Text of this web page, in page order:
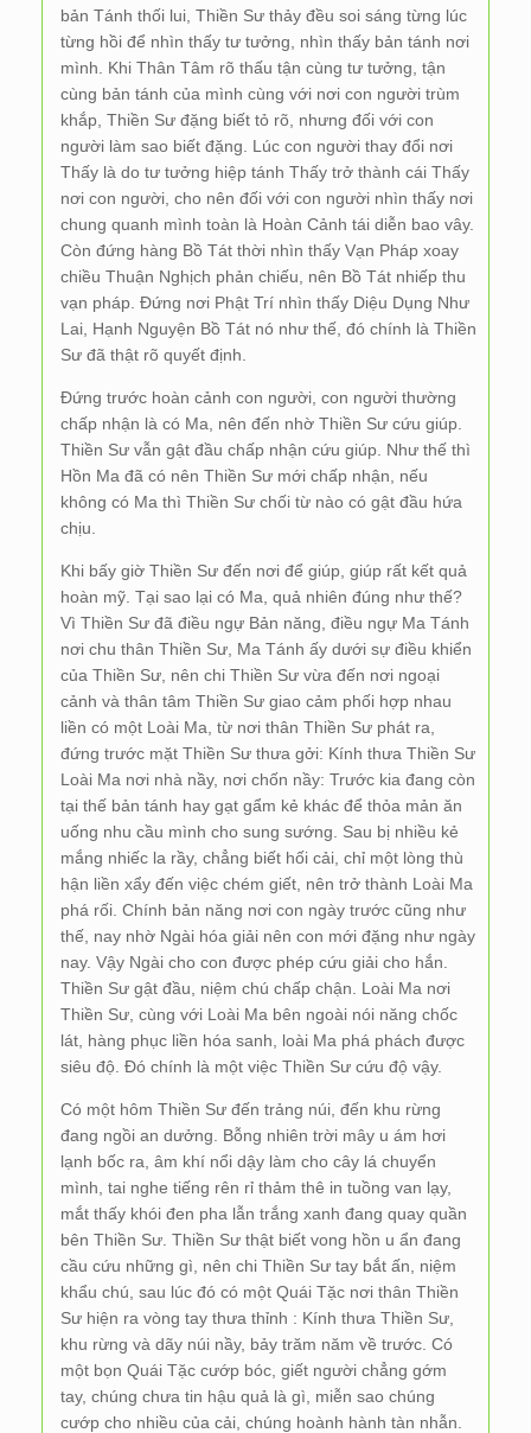
bản Tánh thối lui, Thiền Sư thảy đều soi sáng từng lúc
từng hồi để nhìn thấy tư tưởng, nhìn thấy bản tánh nơi
mình. Khi Thân Tâm rõ thấu tận cùng tư tưởng, tận
cùng bản tánh của mình cùng với nơi con người trùm
khắp, Thiền Sư đặng biết tỏ rõ, nhưng đối với con
người làm sao biết đặng. Lúc con người thay đổi nơi
Thấy là do tư tưởng hiệp tánh Thấy trở thành cái Thấy
nơi con người, cho nên đối với con người nhìn thấy nơi
chung quanh mình toàn là Hoàn Cảnh tái diễn bao vây.
Còn đứng hàng Bồ Tát thời nhìn thấy Vạn Pháp xoay
chiều Thuận Nghịch phản chiếu, nên Bồ Tát nhiếp thu
vạn pháp. Đứng nơi Phật Trí nhìn thấy Diệu Dụng Như
Lai, Hạnh Nguyện Bồ Tát nó như thế, đó chính là Thiền
Sư đã thật rõ quyết định.
Đứng trước hoàn cảnh con người, con người thường
chấp nhận là có Ma, nên đến nhờ Thiền Sư cứu giúp.
Thiền Sư vẫn gật đầu chấp nhận cứu giúp. Như thế thì
Hồn Ma đã có nên Thiền Sư mới chấp nhận, nếu
không có Ma thì Thiền Sư chối từ nào có gật đầu hứa
chịu.
Khi bấy giờ Thiền Sư đến nơi để giúp, giúp rất kết quả
hoàn mỹ. Tại sao lại có Ma, quả nhiên đúng như thế?
Vì Thiền Sư đã điều ngự Bản năng, điều ngự Ma Tánh
nơi chu thân Thiền Sư, Ma Tánh ấy dưới sự điều khiển
của Thiền Sư, nên chi Thiền Sư vừa đến nơi ngoại
cảnh và thân tâm Thiền Sư giao cảm phối hợp nhau
liền có một Loài Ma, từ nơi thân Thiền Sư phát ra,
đứng trước mặt Thiền Sư thưa gởi: Kính thưa Thiền Sư
Loài Ma nơi nhà nầy, nơi chốn nầy: Trước kia đang còn
tại thế bản tánh hay gạt gẩm kẻ khác để thỏa mản ăn
uống nhu cầu mình cho sung sướng. Sau bị nhiều kẻ
mắng nhiếc la rầy, chẳng biết hối cải, chỉ một lòng thù
hận liền xẩy đến việc chém giết, nên trở thành Loài Ma
phá rối. Chính bản năng nơi con ngày trước cũng như
thế, nay nhờ Ngài hóa giải nên con mới đặng như ngày
nay. Vậy Ngài cho con được phép cứu giải cho hắn.
Thiền Sư gật đầu, niệm chú chấp chận. Loài Ma nơi
Thiền Sư, cùng với Loài Ma bên ngoài nói năng chốc
lát, hàng phục liền hóa sanh, loài Ma phá phách được
siêu độ. Đó chính là một việc Thiền Sư cứu độ vậy.
Có một hôm Thiền Sư đến trảng núi, đến khu rừng
đang ngồi an dưởng. Bỗng nhiên trời mây u ám hơi
lạnh bốc ra, âm khí nổi dậy làm cho cây lá chuyển
mình, tai nghe tiếng rên rỉ thảm thê in tuồng van lạy,
mắt thấy khói đen pha lẫn trắng xanh đang quay quần
bên Thiền Sư. Thiền Sư thật biết vong hồn u ẩn đang
cầu cứu những gì, nên chi Thiền Sư tay bắt ấn, niệm
khẩu chú, sau lúc đó có một Quái Tặc nơi thân Thiền
Sư hiện ra vòng tay thưa thỉnh : Kính thưa Thiền Sư,
khu rừng và dãy núi nầy, bảy trăm năm về trước. Có
một bọn Quái Tặc cướp bóc, giết người chẳng gớm
tay, chúng chưa tin hậu quả là gì, miễn sao chúng
cướp cho nhiều của cải, chúng hoành hành tàn nhẫn.